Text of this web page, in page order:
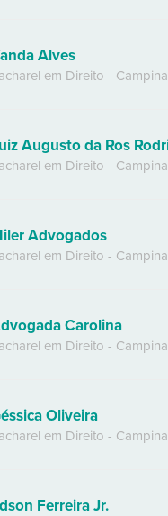
Alves
em Direito -
Augusto da Ros
em Direito -
Advogados
em Direito -
Carolina
em Direito -
Oliveira
em Direito -
Ferreira Jr.